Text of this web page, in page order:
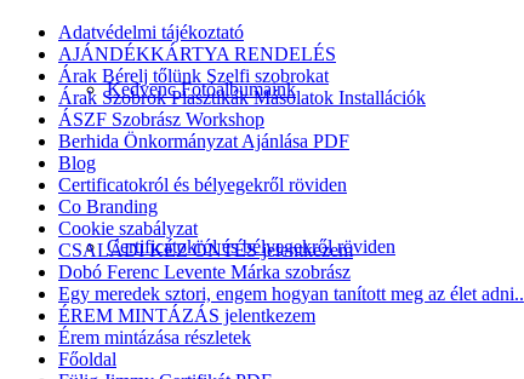
Kedvenc Fotóalbumaink
Certificatokról és bélyegekről röviden
Adatvédelmi tájékoztató
AJÁNDÉKKÁRTYA RENDELÉS
Árak Bérelj tőlünk Szelfi szobrokat
Árak Szobrok Plasztikák Másolatok Installációk
ÁSZF Szobrász Workshop
Berhida Önkormányzat Ajánlása PDF
Blog
Certificatokról és bélyegekről röviden
Co Branding
Cookie szabályzat
CSALÁDI KÉZ ÖNTÉS jelentkezem
Dobó Ferenc Levente Márka szobrász
Egy meredek sztori, engem hogyan tanított meg az élet adni..
ÉREM MINTÁZÁS jelentkezem
Érem mintázása részletek
Főoldal